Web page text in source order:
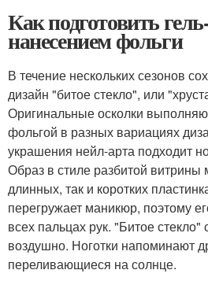
Как подготовить
нанесением фольги
В течение нескольких сезонов
дизайн "битое стекло", или
Оригинальные осколки
фольгой в разных вариациях
украшения нейл-арта подходит
Образ в стиле разбитой витрины
длинных, так и коротких
перегружает маникюр, поэтому
всех пальцах рук. "Битое
воздушно. Ноготки напоминают
переливающиеся на солнце.